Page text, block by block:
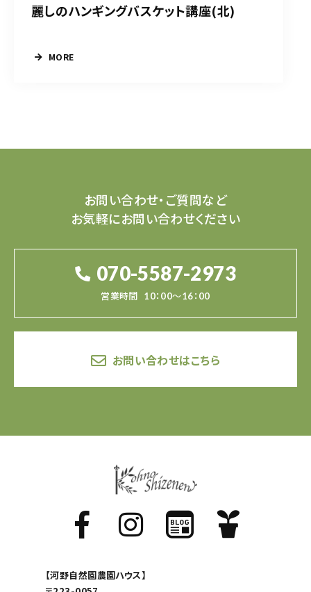
麗しのハンギングバスケット講座(北)
MORE
お問い合わせ・ご質問など
お気軽にお問い合わせください
070-5587-2973
営業時間 10：00～16：00
お問い合わせはこちら
【河野自然園農園ハウス】